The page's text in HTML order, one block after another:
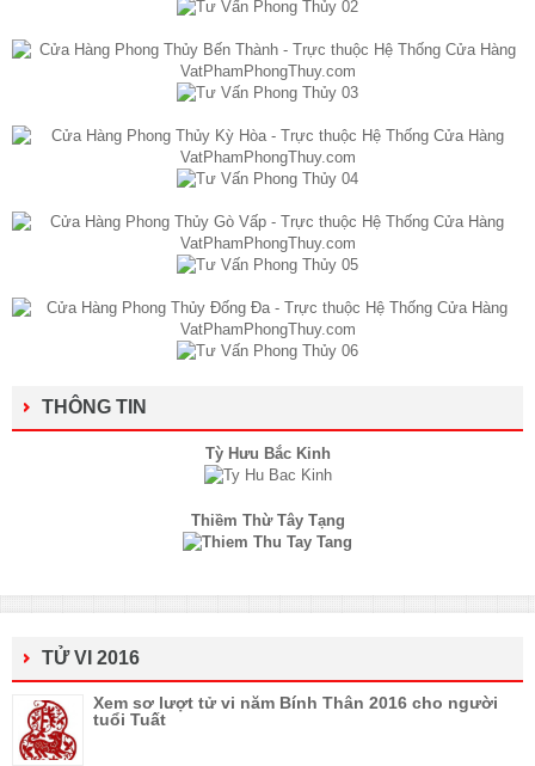
THÔNG TIN
Tỳ Hưu Bắc Kinh
Thiềm Thừ Tây Tạng
TỬ VI 2016
Xem sơ lượt tử vi năm Bính Thân 2016 cho người
tuổi Tuất